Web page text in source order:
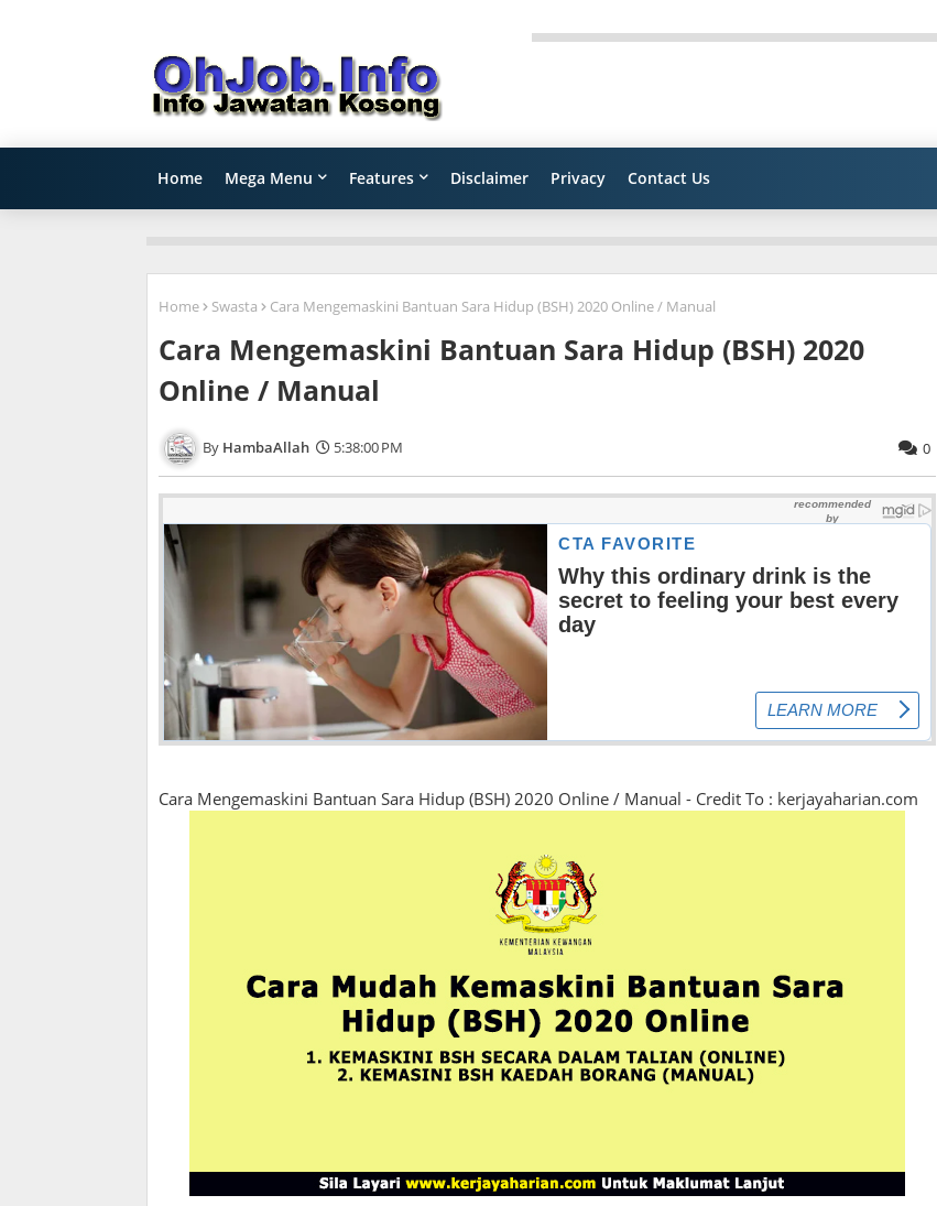
Home Mega Menu Features Disclaimer Privacy Contact Us
Home Swasta Cara Mengemaskini Bantuan Sara Hidup (BSH) 2020 Online / Manual
Cara Mengemaskini Bantuan Sara Hidup (BSH) 2020
Online / Manual
HambaAllah 5:38:00 PM 0
Cara Mengemaskini Bantuan Sara Hidup (BSH) 2020 Online / Manual - Credit To : kerjayaharian.com